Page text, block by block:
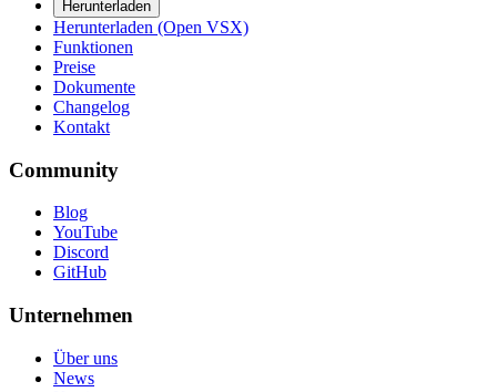
Herunterladen
Herunterladen (Open VSX)
Funktionen
Preise
Dokumente
Changelog
Kontakt
Community
Blog
YouTube
Discord
GitHub
Unternehmen
Über uns
News